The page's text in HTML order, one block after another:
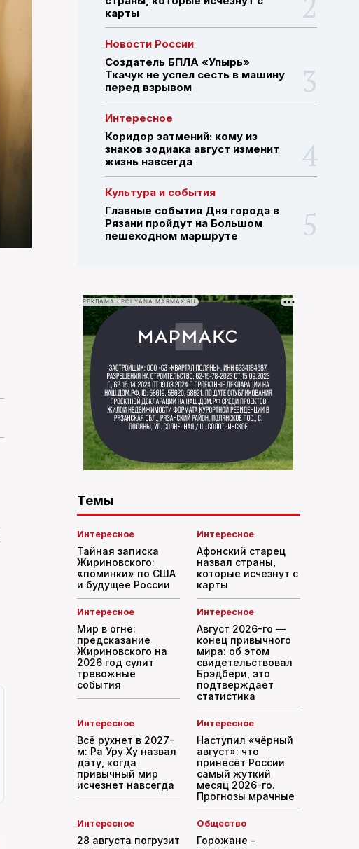
ПОИСК ПО САЙТУ
карты
Новости России
Создатель БПЛА «Упырь»
Ткачук не успел сесть в машину
перед взрывом
Интересное
Коридор затмений: кому из
знаков зодиака август изменит
жизнь навсегда
Культура и события
Главные события Дня города в
Рязани пройдут на Большом
пешеходном маршруте
РЕКЛАМА • POLYANA.MARMAX.RU
Темы
Интересное
Тайная записка
Жириновского:
«поминки» по США
и будущее России
Интересное
Афонский старец
назвал страны,
которые исчезнут с
карты
Интересное
Мир в огне:
предсказание
Жириновского на
2026 год сулит
тревожные
события
Интересное
Август 2026-го —
конец привычного
мира: об этом
свидетельствовал
Брэдбери, это
подтверждает
статистика
Интересное
Всё рухнет в 2027-
м: Ра Уру Ху назвал
дату, когда
привычный мир
исчезнет навсегда
Интересное
Наступил «чёрный
август»: что
принесёт России
самый жуткий
месяц 2026-го.
Прогнозы мрачные
Интересное
28 августа погрузит
Общество
Горожане –